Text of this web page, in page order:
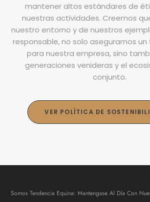
mantener altos estándares de
nuestras actividades. Creemos
nuestro entorno y de nuestros
responsable, no solo aseguramos
para nuestra empresa, sino
generaciones venideras y el
conjunto.
VER POLÍTICA DE
Somos Tendencia Equina: Mantengase Al Día Con